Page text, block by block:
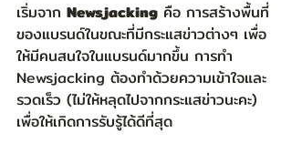
เริ่มจาก Newsjacking คือ การสร้างพื้นที่
ของแบรนด์ในขณะที่มีกระแสข่าวต่างๆ เพื่อ
ให้มีคนสนใจในแบรนด์มากขึ้น การทำ
Newsjacking ต้องทำด้วยความเข้าใจและ
รวดเร็ว (ไม่ให้หลุดไปจากกระแสข่าวนะคะ)
เพื่อให้เกิดการรับรู้ได้ดีที่สุด